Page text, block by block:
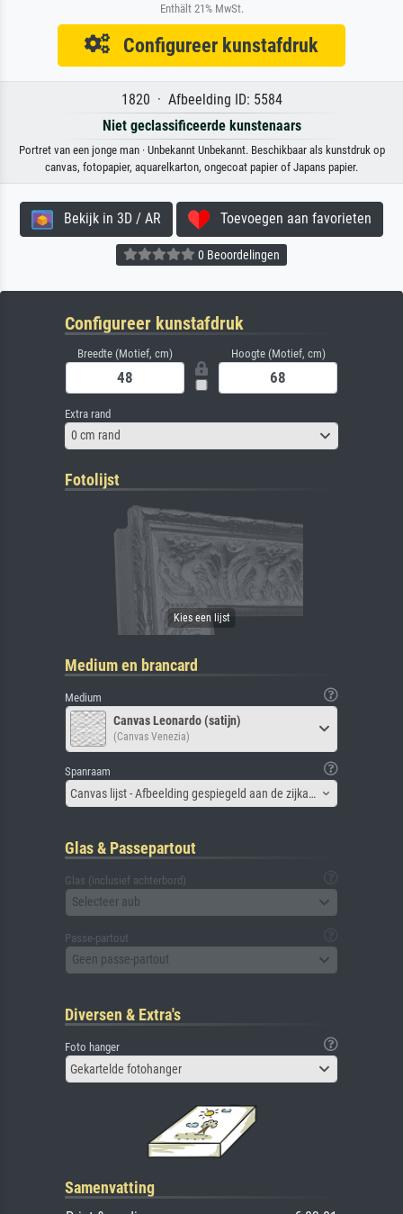
Enthält 21% MwSt.
Configureer kunstafdruk
1820 · Afbeelding ID: 5584
Niet geclassificeerde kunstenaars
Portret van een jonge man · Unbekannt Unbekannt. Beschikbaar als kunstdruk op
canvas, fotopapier, aquarelkarton, ongecoat papier of Japans papier.
Bekijk in 3D / AR Toevoegen aan favorieten
0 Beoordelingen
Configureer kunstafdruk
Breedte (Motief, cm) Hoogte (Motief, cm)
Extra rand
0 cm rand
Fotolijst
Medium en brancard
Medium
Canvas Leonardo (satijn)
(Canvas Venezia)
Spanraam
Canvas lijst - Afbeelding gespiegeld aan de zijkant
Glas & Passepartout
Glas (inclusief achterbord)
Selecteer aub
Passe-partout
Geen passe-partout
Diversen & Extra's
Foto hanger
Gekartelde fotohanger
Samenvatting